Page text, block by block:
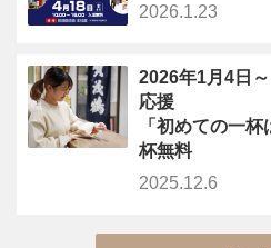
2026.1.23
2026年1月4日
応援
「初めての一
杯無料
2025.12.6